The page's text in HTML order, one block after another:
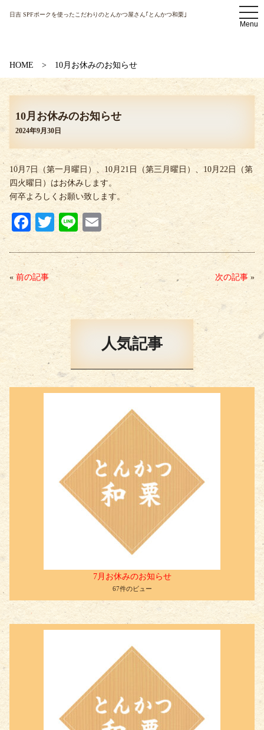
t
o
g
v
g
Menu
日吉 SPFポークを使ったこだわりのとんかつ屋さん｢とんかつ和栗｣
HOME 10月お休みのお知らせ
10月お休みのお知らせ
2024年9月30日
10月7日（第一月曜日）、10月21日（第三月曜日）、10月22日（第
四火曜日）はお休みします。
何卒よろしくお願い致します。
Fa
ce
bo
ok
T
wi
tte
r
Li
ne
E
m
ail
« 前の記事 次の記事 »
人気記事
7月お休みのお知らせ
67件のビュー